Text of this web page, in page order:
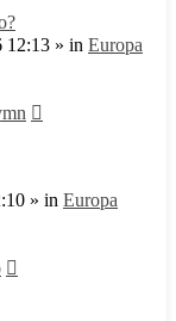
12:13 » in Europa
» in Europa